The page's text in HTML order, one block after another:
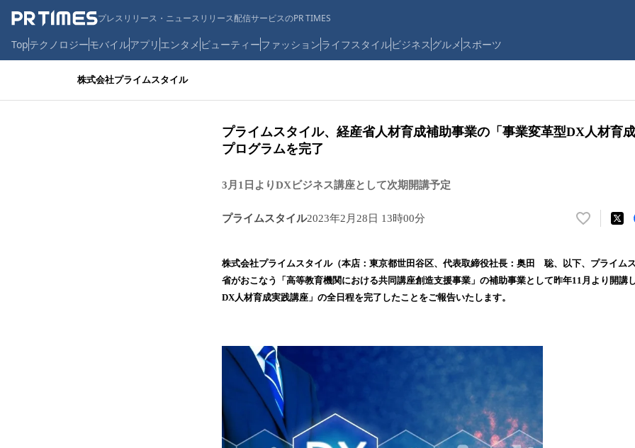
プレスリリース・ニュースリリース配信サービスのPR TIMES
Topテクノロジーモバイルアプリ エンタメ ビューティーファッションライフスタイルビジネス グルメ スポーツ
株式会社プライムスタイル
プライムスタイル、経産省人材育成補助事業の「事業変革型DX人材育
プログラムを完了
3月1日よりDXビジネス講座として次期開講予定
プライムスタイル2023年2月28日 13時00分
い
！
数
株式会社プライムスタイル（本店：東京都世田谷区、代表取締役社長：奥田 聡、以下、プライム
省がおこなう「高等教育機関における共同講座創造支援事業」の補助事業として昨年11月より開講
DX人材育成実践講座」の全日程を完了したことをご報告いたします。